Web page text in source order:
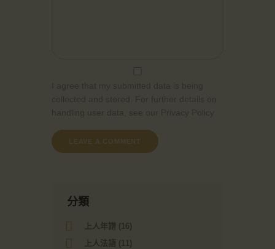
分類
上人年譜 (16)
上人法語 (11)